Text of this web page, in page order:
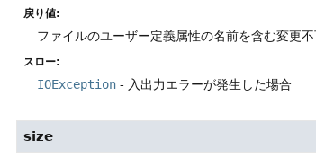
戻り値:
ファイルのユーザー定義属性の名前を含む変更
スロー:
IOException - 入出力エラーが発生した場合
size